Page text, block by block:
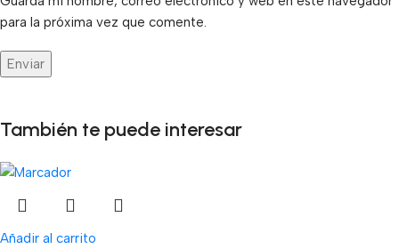
para la próxima vez que comente.
También te puede interesar
Añadir al carrito